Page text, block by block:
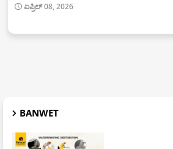
ಏಪ್ರಿಲ್ 08, 2026
BANWET